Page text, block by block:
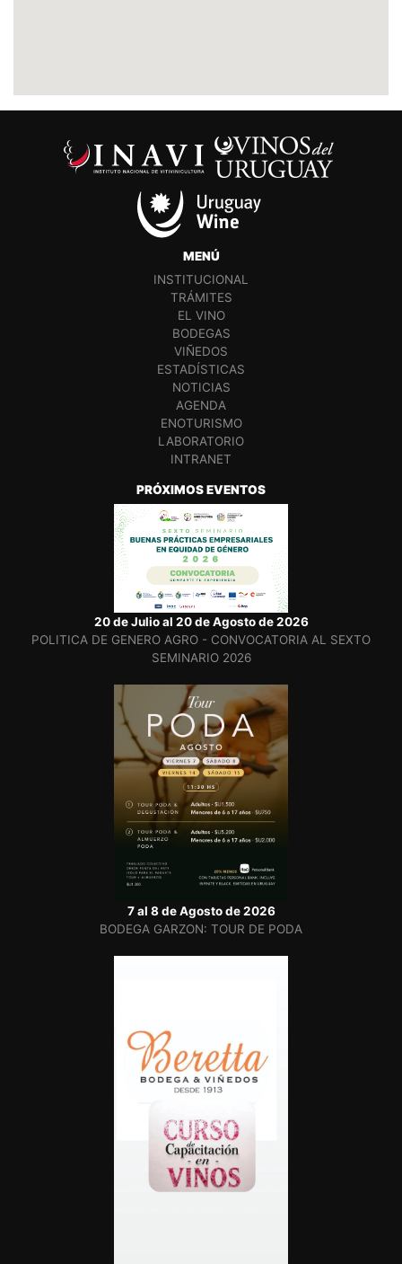
MENÚ
INSTITUCIONAL
TRÁMITES
EL VINO
BODEGAS
VIÑEDOS
ESTADÍSTICAS
NOTICIAS
AGENDA
ENOTURISMO
LABORATORIO
INTRANET
PRÓXIMOS EVENTOS
20 de Julio al 20 de Agosto de 2026
POLITICA DE GENERO AGRO - CONVOCATORIA AL SEXTO
SEMINARIO 2026
7 al 8 de Agosto de 2026
BODEGA GARZON: TOUR DE PODA